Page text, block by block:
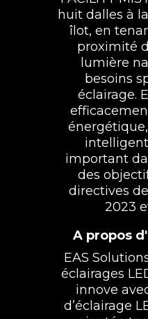
huit dalles à
îlot, en
proximité
lumière
besoins
éclairage.
énergétique,
important
des
directives
2023
A propos
EAS
éclairages
innove
d’éclairage